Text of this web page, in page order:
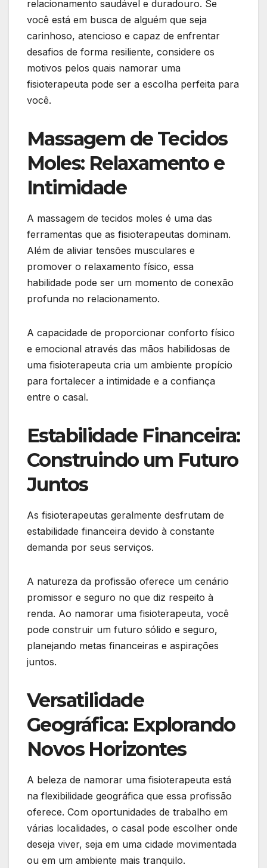
relacionamento saudável e duradouro. Se
você está em busca de alguém que seja
carinhoso, atencioso e capaz de enfrentar
desafios de forma resiliente, considere os
motivos pelos quais namorar uma
fisioterapeuta pode ser a escolha perfeita para
você.
Massagem de Tecidos
Moles: Relaxamento e
Intimidade
A massagem de tecidos moles é uma das
ferramentas que as fisioterapeutas dominam.
Além de aliviar tensões musculares e
promover o relaxamento físico, essa
habilidade pode ser um momento de conexão
profunda no relacionamento.
A capacidade de proporcionar conforto físico
e emocional através das mãos habilidosas de
uma fisioterapeuta cria um ambiente propício
para fortalecer a intimidade e a confiança
entre o casal.
Estabilidade Financeira:
Construindo um Futuro
Juntos
As fisioterapeutas geralmente desfrutam de
estabilidade financeira devido à constante
demanda por seus serviços.
A natureza da profissão oferece um cenário
promissor e seguro no que diz respeito à
renda. Ao namorar uma fisioterapeuta, você
pode construir um futuro sólido e seguro,
planejando metas financeiras e aspirações
juntos.
Versatilidade
Geográfica: Explorando
Novos Horizontes
A beleza de namorar uma fisioterapeuta está
na flexibilidade geográfica que essa profissão
oferece. Com oportunidades de trabalho em
várias localidades, o casal pode escolher onde
deseja viver, seja em uma cidade movimentada
ou em um ambiente mais tranquilo.